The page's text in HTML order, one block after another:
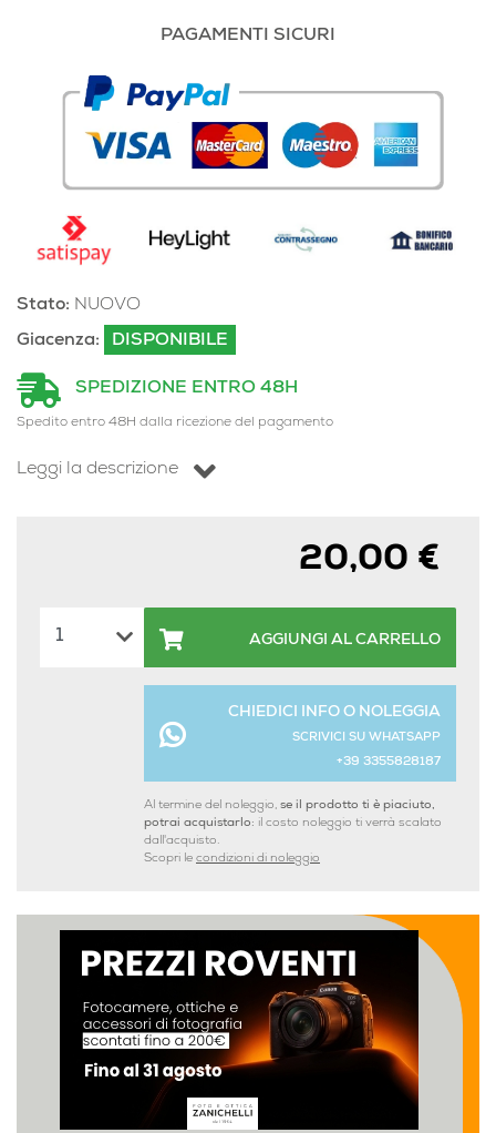
PAGAMENTI SICURI
Stato: NUOVO
Giacenza:
DISPONIBILE
SPEDIZIONE ENTRO 48H
Spedito entro 48H dalla ricezione del pagamento
Leggi la descrizione
20,00 €
AGGIUNGI AL CARRELLO
CHIEDICI INFO O NOLEGGIA
SCRIVICI SU WHATSAPP
+39 3355828187
Al termine del noleggio, se il prodotto ti è piaciuto,
potrai acquistarlo: il costo noleggio ti verrà scalato
dall'acquisto.
Scopri le condizioni di noleggio